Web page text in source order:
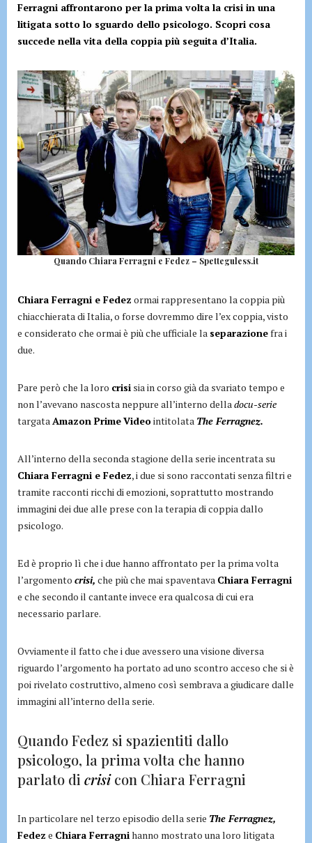
Ferragni affrontarono per la prima volta la crisi in una
litigata sotto lo sguardo dello psicologo. Scopri cosa
succede nella vita della coppia più seguita d’Italia.
Quando Chiara Ferragni e Fedez – Spetteguless.it
Chiara Ferragni e Fedez ormai rappresentano la coppia più
chiacchierata di Italia, o forse dovremmo dire l’ex coppia, visto
e considerato che ormai è più che ufficiale la separazionefra i
due.
Pare però che la loro crisi sia in corso già da svariato tempo e
non l’avevano nascosta neppure all’interno delladocu-serie
targataAmazon PrimeVideointitolata The Ferragnez.
All’interno della seconda stagione della serie incentrata su
Chiara Ferragni e Fedez, i due si sono raccontati senza filtri e
tramite racconti ricchi di emozioni, soprattutto mostrando
immagini dei due alle prese con la terapia di coppia dallo
psicologo.
Ed è proprio lì che i due hanno affrontato per la prima volta
l’argomento crisi, che più che mai spaventava Chiara Ferragni
e che secondo il cantante invece era qualcosa di cui era
necessario parlare.
Ovviamente il fatto che i due avessero una visione diversa
riguardo l’argomento ha portato ad uno scontro acceso che si è
poi rivelato costruttivo, almeno così sembrava a giudicare dalle
immagini all’interno della serie.
Quando Fedez si spazientiti dallo
psicologo, la prima volta che hanno
parlato di crisicon Chiara Ferragni
In particolare nel terzo episodio della serie The Ferragnez,
Fedez e Chiara Ferragnihanno mostrato una loro litigata